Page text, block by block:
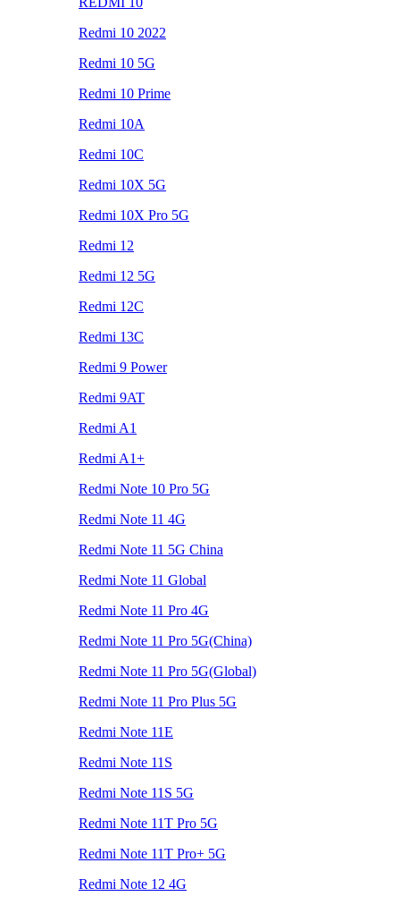
Redmi 10 2022
Redmi 10 5G
Redmi 10 Prime
Redmi 10A
Redmi 10C
Redmi 10X 5G
Redmi 10X Pro 5G
Redmi 12
Redmi 12 5G
Redmi 12C
Redmi 13C
Redmi 9 Power
Redmi 9AT
Redmi A1
Redmi A1+
Redmi Note 10 Pro 5G
Redmi Note 11 4G
Redmi Note 11 5G China
Redmi Note 11 Global
Redmi Note 11 Pro 4G
Redmi Note 11 Pro 5G(China)
Redmi Note 11 Pro 5G(Global)
Redmi Note 11 Pro Plus 5G
Redmi Note 11E
Redmi Note 11S
Redmi Note 11S 5G
Redmi Note 11T Pro 5G
Redmi Note 11T Pro+ 5G
Redmi Note 12 4G